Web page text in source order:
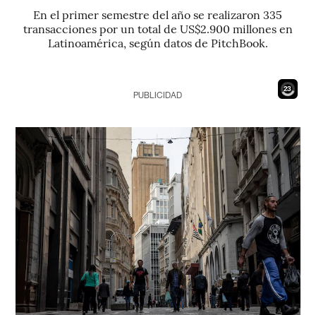
En el primer semestre del año se realizaron 335
transacciones por un total de US$2.900 millones en
Latinoamérica, según datos de PitchBook.
21
PUBLICIDAD